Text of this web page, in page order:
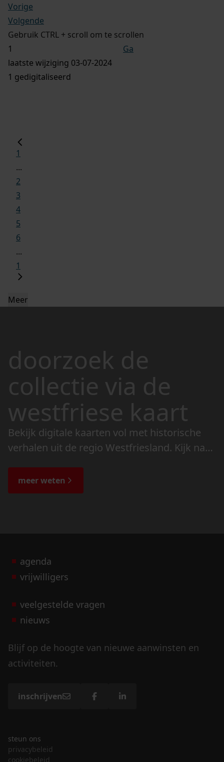
Vorige
Volgende
Gebruik CTRL + scroll om te scrollen
Ga
laatste wijziging 03-07-2024
1 gedigitaliseerd
1
...
2
3
4
5
6
...
1
Meer
doorzoek de
collectie via de
westfriese kaart
Bekijk digitale kaarten vol met historische
verhalen uit de regio Westfriesland. Kijk naar
de bijzondere verhalen.
meer weten
agenda
vrijwilligers
veelgestelde vragen
nieuws
Blijf op de hoogte van nieuwe aanwinsten en
activiteiten.
inschrijven
steun ons
privacybeleid
cookiebeleid